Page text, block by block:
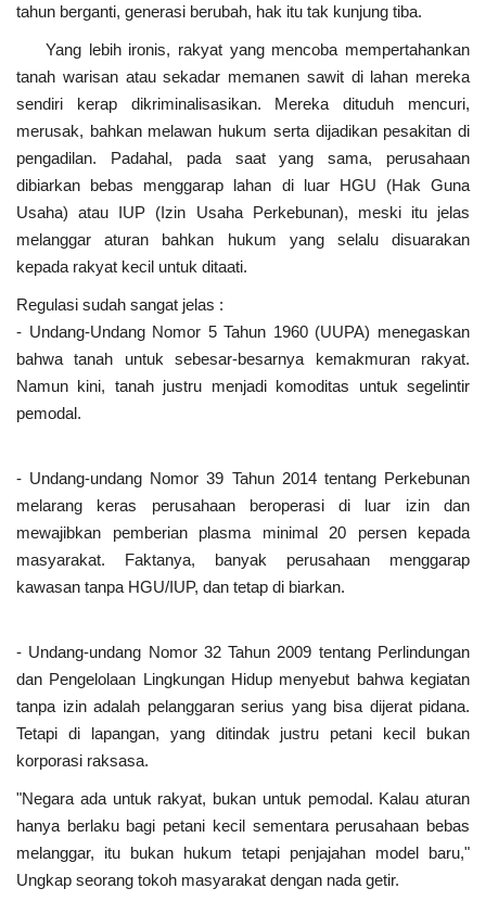
tahun berganti, generasi berubah, hak itu tak kunjung tiba.
Yang lebih ironis, rakyat yang mencoba mempertahankan
tanah warisan atau sekadar memanen sawit di lahan mereka
sendiri kerap dikriminalisasikan. Mereka dituduh mencuri,
merusak, bahkan melawan hukum serta dijadikan pesakitan di
pengadilan. Padahal, pada saat yang sama, perusahaan
dibiarkan bebas menggarap lahan di luar HGU (Hak Guna
Usaha) atau IUP (Izin Usaha Perkebunan), meski itu jelas
melanggar aturan bahkan hukum yang selalu disuarakan
kepada rakyat kecil untuk ditaati.
Regulasi sudah sangat jelas :
- Undang-Undang Nomor 5 Tahun 1960 (UUPA) menegaskan
bahwa tanah untuk sebesar-besarnya kemakmuran rakyat.
Namun kini, tanah justru menjadi komoditas untuk segelintir
pemodal.
- Undang-undang Nomor 39 Tahun 2014 tentang Perkebunan
melarang keras perusahaan beroperasi di luar izin dan
mewajibkan pemberian plasma minimal 20 persen kepada
masyarakat. Faktanya, banyak perusahaan menggarap
kawasan tanpa HGU/IUP, dan tetap di biarkan.
- Undang-undang Nomor 32 Tahun 2009 tentang Perlindungan
dan Pengelolaan Lingkungan Hidup menyebut bahwa kegiatan
tanpa izin adalah pelanggaran serius yang bisa dijerat pidana.
Tetapi di lapangan, yang ditindak justru petani kecil bukan
korporasi raksasa.
"Negara ada untuk rakyat, bukan untuk pemodal. Kalau aturan
hanya berlaku bagi petani kecil sementara perusahaan bebas
melanggar, itu bukan hukum tetapi penjajahan model baru,"
Ungkap seorang tokoh masyarakat dengan nada getir.